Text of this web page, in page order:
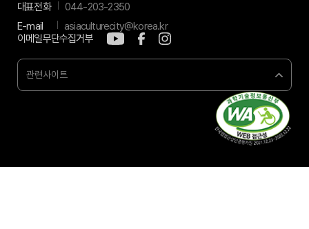
대표전화
044-203-2350
E-mail
asiaculturecity@korea.kr
이메일무단수집거부
관련사이트